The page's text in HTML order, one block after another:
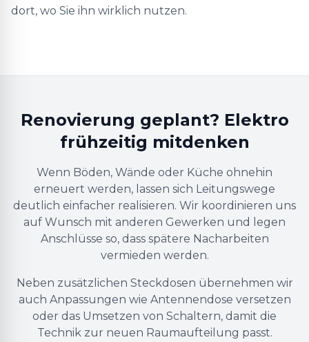
dort, wo Sie ihn wirklich nutzen.
Renovierung geplant? Elektro
frühzeitig mitdenken
Wenn Böden, Wände oder Küche ohnehin
erneuert werden, lassen sich Leitungswege
deutlich einfacher realisieren. Wir koordinieren uns
auf Wunsch mit anderen Gewerken und legen
Anschlüsse so, dass spätere Nacharbeiten
vermieden werden.
Neben zusätzlichen Steckdosen übernehmen wir
auch Anpassungen wie Antennendose versetzen
oder das Umsetzen von Schaltern, damit die
Technik zur neuen Raumaufteilung passt.